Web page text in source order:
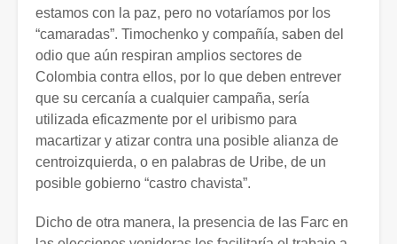
estamos con la paz, pero no votaríamos por los
“camaradas”. Timochenko y compañía, saben del
odio que aún respiran amplios sectores de
Colombia contra ellos, por lo que deben entrever
que su cercanía a cualquier campaña, sería
utilizada eficazmente por el uribismo para
macartizar y atizar contra una posible alianza de
centroizquierda, o en palabras de Uribe, de un
posible gobierno “castro chavista”.
Dicho de otra manera, la presencia de las Farc en